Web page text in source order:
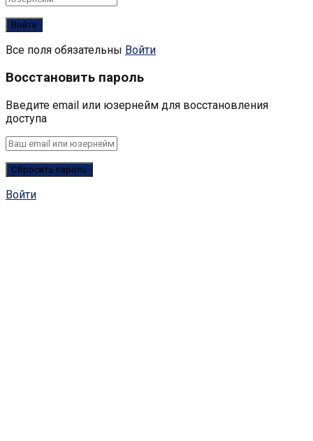
Все поля обязательны Войти
Восстановить пароль
Введите email или юзернейм для восстановления
доступа
Войти